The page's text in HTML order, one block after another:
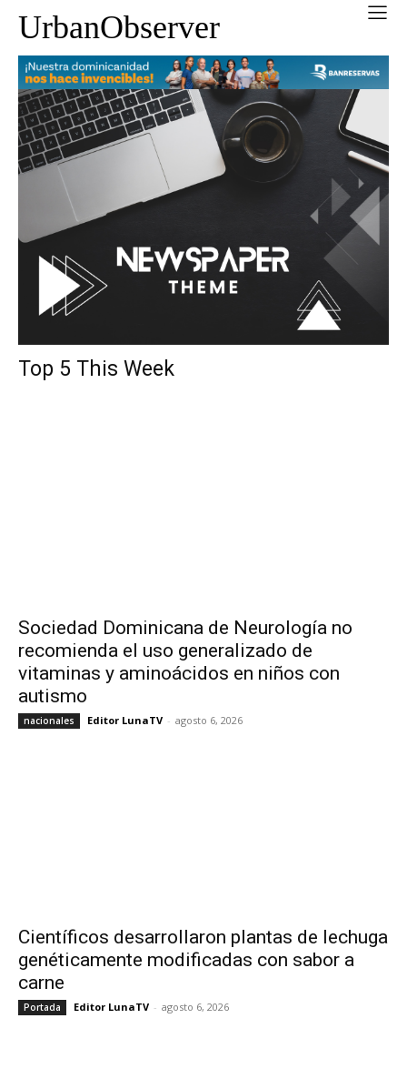
UrbanObserver
Top 5 This Week
Sociedad Dominicana de Neurología no
recomienda el uso generalizado de
vitaminas y aminoácidos en niños con
autismo
nacionales Editor LunaTV - agosto 6, 2026
Científicos desarrollaron plantas de lechuga
genéticamente modificadas con sabor a
carne
Portada Editor LunaTV - agosto 6, 2026